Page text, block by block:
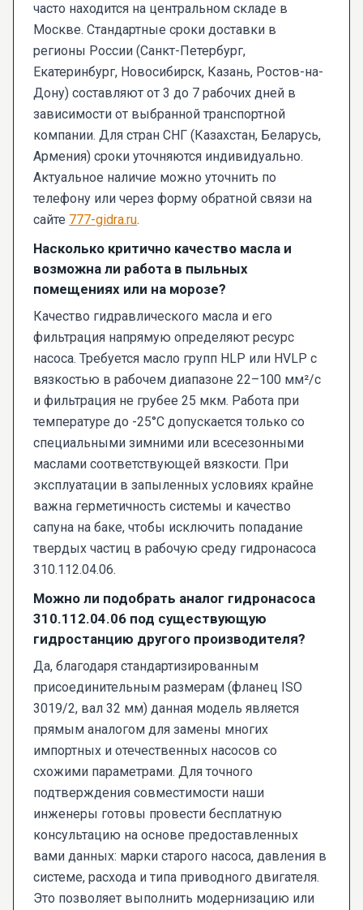
часто находится на центральном складе в
Москве. Стандартные сроки доставки в
регионы России (Санкт-Петербург,
Екатеринбург, Новосибирск, Казань, Ростов-на-
Дону) составляют от 3 до 7 рабочих дней в
зависимости от выбранной транспортной
компании. Для стран СНГ (Казахстан, Беларусь,
Армения) сроки уточняются индивидуально.
Актуальное наличие можно уточнить по
телефону или через форму обратной связи на
сайте 777-gidra.ru.
Насколько критично качество масла и
возможна ли работа в пыльных
помещениях или на морозе?
Качество гидравлического масла и его
фильтрация напрямую определяют ресурс
насоса. Требуется масло групп HLP или HVLP с
вязкостью в рабочем диапазоне 22–100 мм²/с
и фильтрация не грубее 25 мкм. Работа при
температуре до -25°C допускается только со
специальными зимними или всесезонными
маслами соответствующей вязкости. При
эксплуатации в запыленных условиях крайне
важна герметичность системы и качество
сапуна на баке, чтобы исключить попадание
твердых частиц в рабочую среду гидронасоса
310.112.04.06.
Можно ли подобрать аналог гидронасоса
310.112.04.06 под существующую
гидростанцию другого производителя?
Да, благодаря стандартизированным
присоединительным размерам (фланец ISO
3019/2, вал 32 мм) данная модель является
прямым аналогом для замены многих
импортных и отечественных насосов со
схожими параметрами. Для точного
подтверждения совместимости наши
инженеры готовы провести бесплатную
консультацию на основе предоставленных
вами данных: марки старого насоса, давления в
системе, расхода и типа приводного двигателя.
Это позволяет выполнить модернизацию или